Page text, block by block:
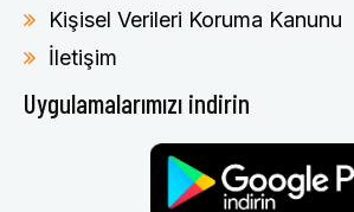
Kişisel Verileri Koruma Kanunu
İletişim
Uygulamalarımızı indirin